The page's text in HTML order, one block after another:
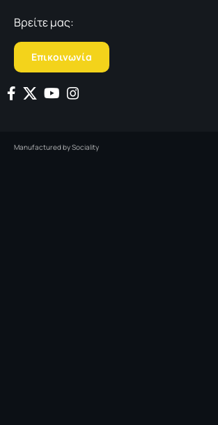
Βρείτε μας:
Επικοινωνία
Manufactured bySociality